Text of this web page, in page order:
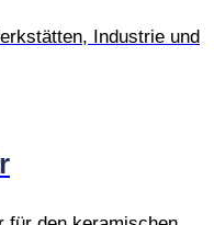
Industrie und